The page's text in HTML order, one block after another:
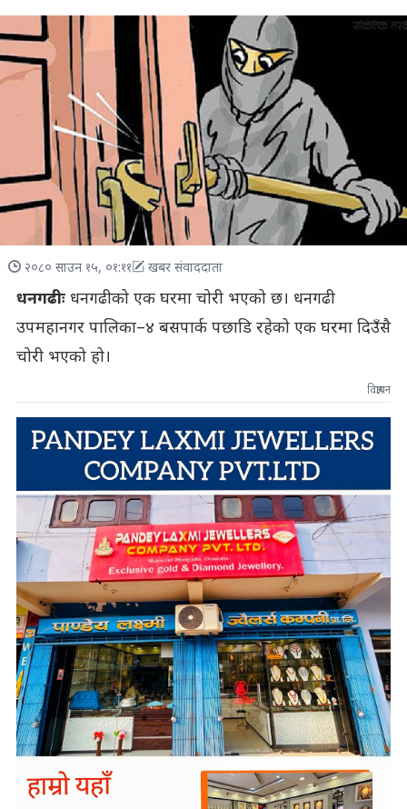
२०८० साउन १५, ०१:११ खबर संवाददाता
धनगढीःधनगढीको एक घरमा चोरी भएको छ। धनगढी
उपमहानगर पालिका–४ बसपार्क पछाडि रहेको एक घरमा दिउँसै
चोरी भएको हो।
विज्ञापन